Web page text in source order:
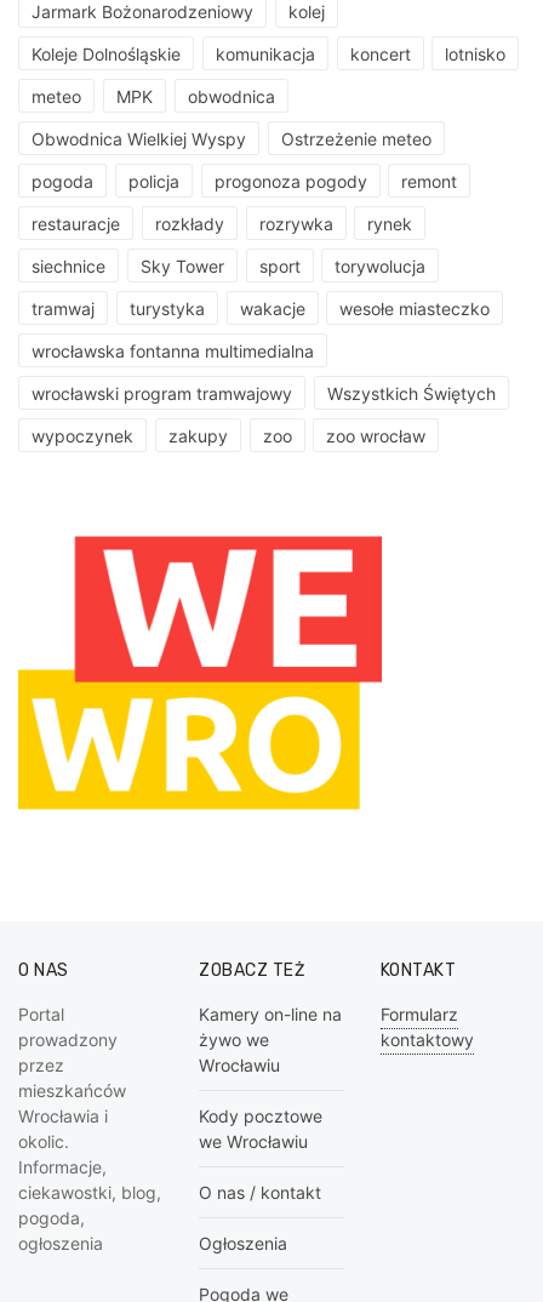
Jarmark Bożonarodzeniowy kolej
Koleje Dolnośląskie komunikacja koncert lotnisko
meteo MPK obwodnica
Obwodnica Wielkiej Wyspy Ostrzeżenie meteo
pogoda policja progonoza pogody remont
restauracje rozkłady rozrywka rynek
siechnice Sky Tower sport torywolucja
tramwaj turystyka wakacje wesołe miasteczko
wrocławska fontanna multimedialna
wrocławski program tramwajowy Wszystkich Świętych
wypoczynek zakupy zoo zoo wrocław
O NAS
Portal
prowadzony
przez
mieszkańców
Wrocławia i
okolic.
Informacje,
ciekawostki, blog,
pogoda,
ogłoszenia
ZOBACZ TEŻ
Kamery on-line na
żywo we
Wrocławiu
Kody pocztowe
we Wrocławiu
O nas / kontakt
Ogłoszenia
Pogoda we
KONTAKT
Formularz
kontaktowy